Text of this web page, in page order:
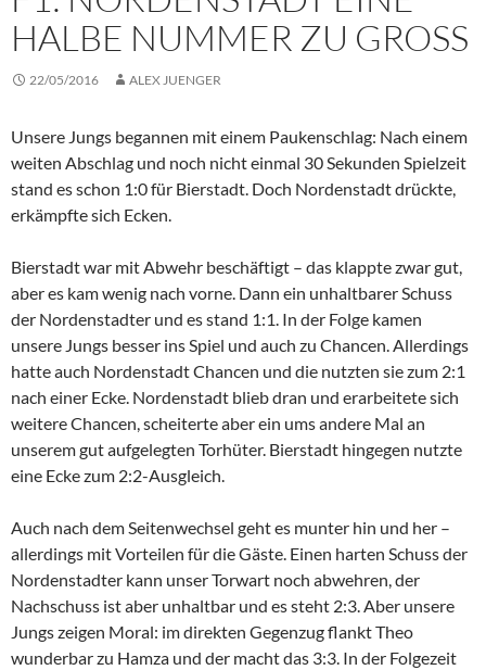
HALBE NUMMER ZU GROSS
22/05/2016 ALEX JUENGER
Unsere Jungs begannen mit einem Paukenschlag: Nach einem
weiten Abschlag und noch nicht einmal 30 Sekunden Spielzeit
stand es schon 1:0 für Bierstadt. Doch Nordenstadt drückte,
erkämpfte sich Ecken.
Bierstadt war mit Abwehr beschäftigt – das klappte zwar gut,
aber es kam wenig nach vorne. Dann ein unhaltbarer Schuss
der Nordenstadter und es stand 1:1. In der Folge kamen
unsere Jungs besser ins Spiel und auch zu Chancen. Allerdings
hatte auch Nordenstadt Chancen und die nutzten sie zum 2:1
nach einer Ecke. Nordenstadt blieb dran und erarbeitete sich
weitere Chancen, scheiterte aber ein ums andere Mal an
unserem gut aufgelegten Torhüter. Bierstadt hingegen nutzte
eine Ecke zum 2:2-Ausgleich.
Auch nach dem Seitenwechsel geht es munter hin und her –
allerdings mit Vorteilen für die Gäste. Einen harten Schuss der
Nordenstadter kann unser Torwart noch abwehren, der
Nachschuss ist aber unhaltbar und es steht 2:3. Aber unsere
Jungs zeigen Moral: im direkten Gegenzug flankt Theo
wunderbar zu Hamza und der macht das 3:3. In der Folgezeit